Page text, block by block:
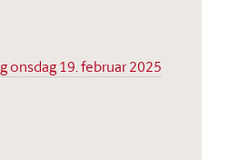
onsdag 19. februar 2025